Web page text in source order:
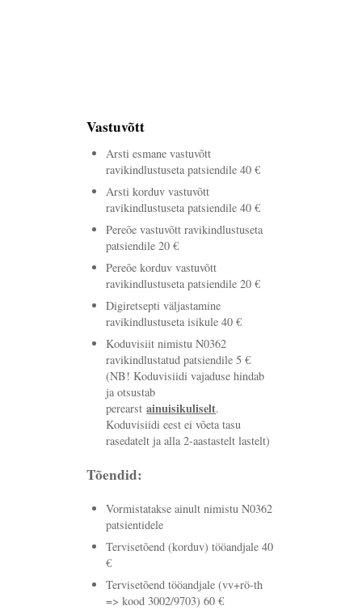
Vastuvõtt
Arsti esmane vastuvõtt
ravikindlustuseta patsiendile 40 €
Arsti korduv vastuvõtt
ravikindlustuseta patsiendile 40 €
Pereõe vastuvõtt ravikindlustuseta
patsiendile 20 €
Pereõe korduv vastuvõtt
ravikindlustuseta patsiendile 20 €
Digiretsepti väljastamine
ravikindlustuseta isikule 40 €
Koduvisiit nimistu N0362
ravikindlustatud patsiendile 5 €
(NB! Koduvisiidi vajaduse hindab
ja otsustab
perearstainuisikuliselt.
Koduvisiidi eest ei võeta tasu
rasedatelt ja alla 2-aastastelt lastelt)
Tõendid:
Vormistatakse ainult nimistu N0362
patsientidele
Tervisetõend (korduv) tööandjale 40
€
Tervisetõend tööandjale (vv+rö-th
=> kood 3002/9703) 60 €